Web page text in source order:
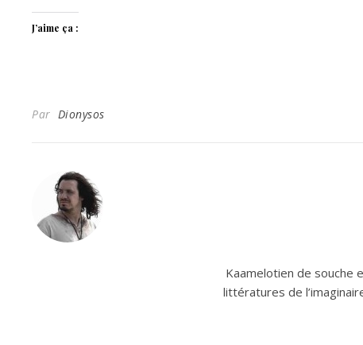
J’aime ça :
Par Dionysos
Kaamelotien de souche
littératures de